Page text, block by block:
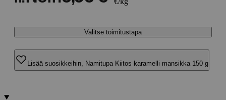
Valitse toimitustapa
Lisää suosikkeihin, Namitupa Kiitos karamelli mansikka 150 g